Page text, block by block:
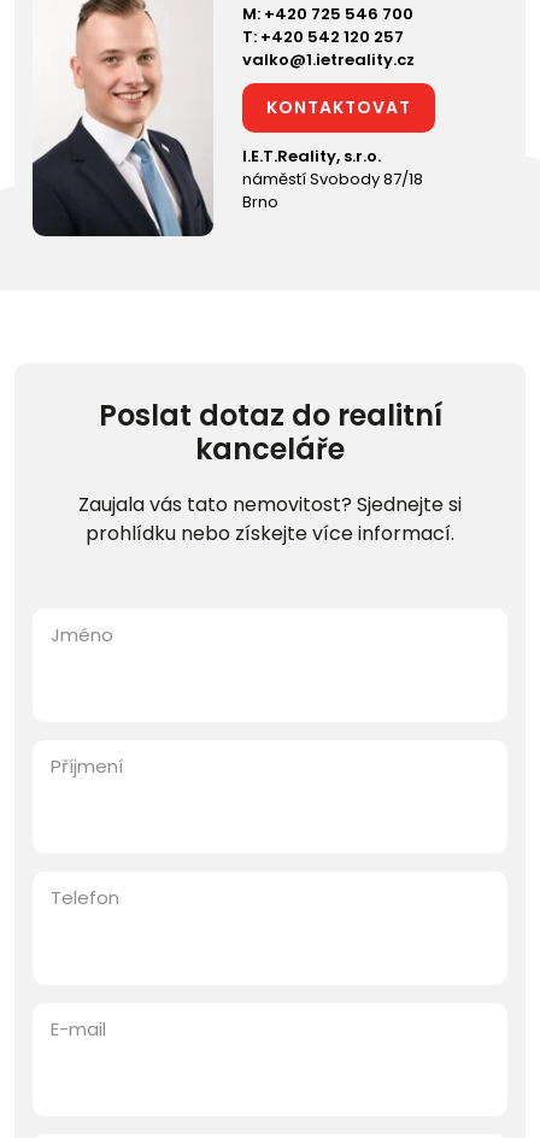
M: +420 725 546 700
T: +420 542 120 257
valko@1.ietreality.cz
KONTAKTOVAT
I.E.T.Reality, s.r.o.
náměstí Svobody 87/18
Brno
Poslat dotaz do realitní
kanceláře
Zaujala vás tato nemovitost? Sjednejte si
prohlídku nebo získejte více informací.
Jméno
Příjmení
Telefon
E-mail